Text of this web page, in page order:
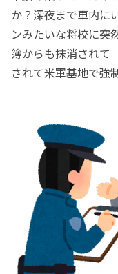
か？深夜まで車内に
ンみたいな将校に突
簿からも抹消されて
されて米軍基地で強